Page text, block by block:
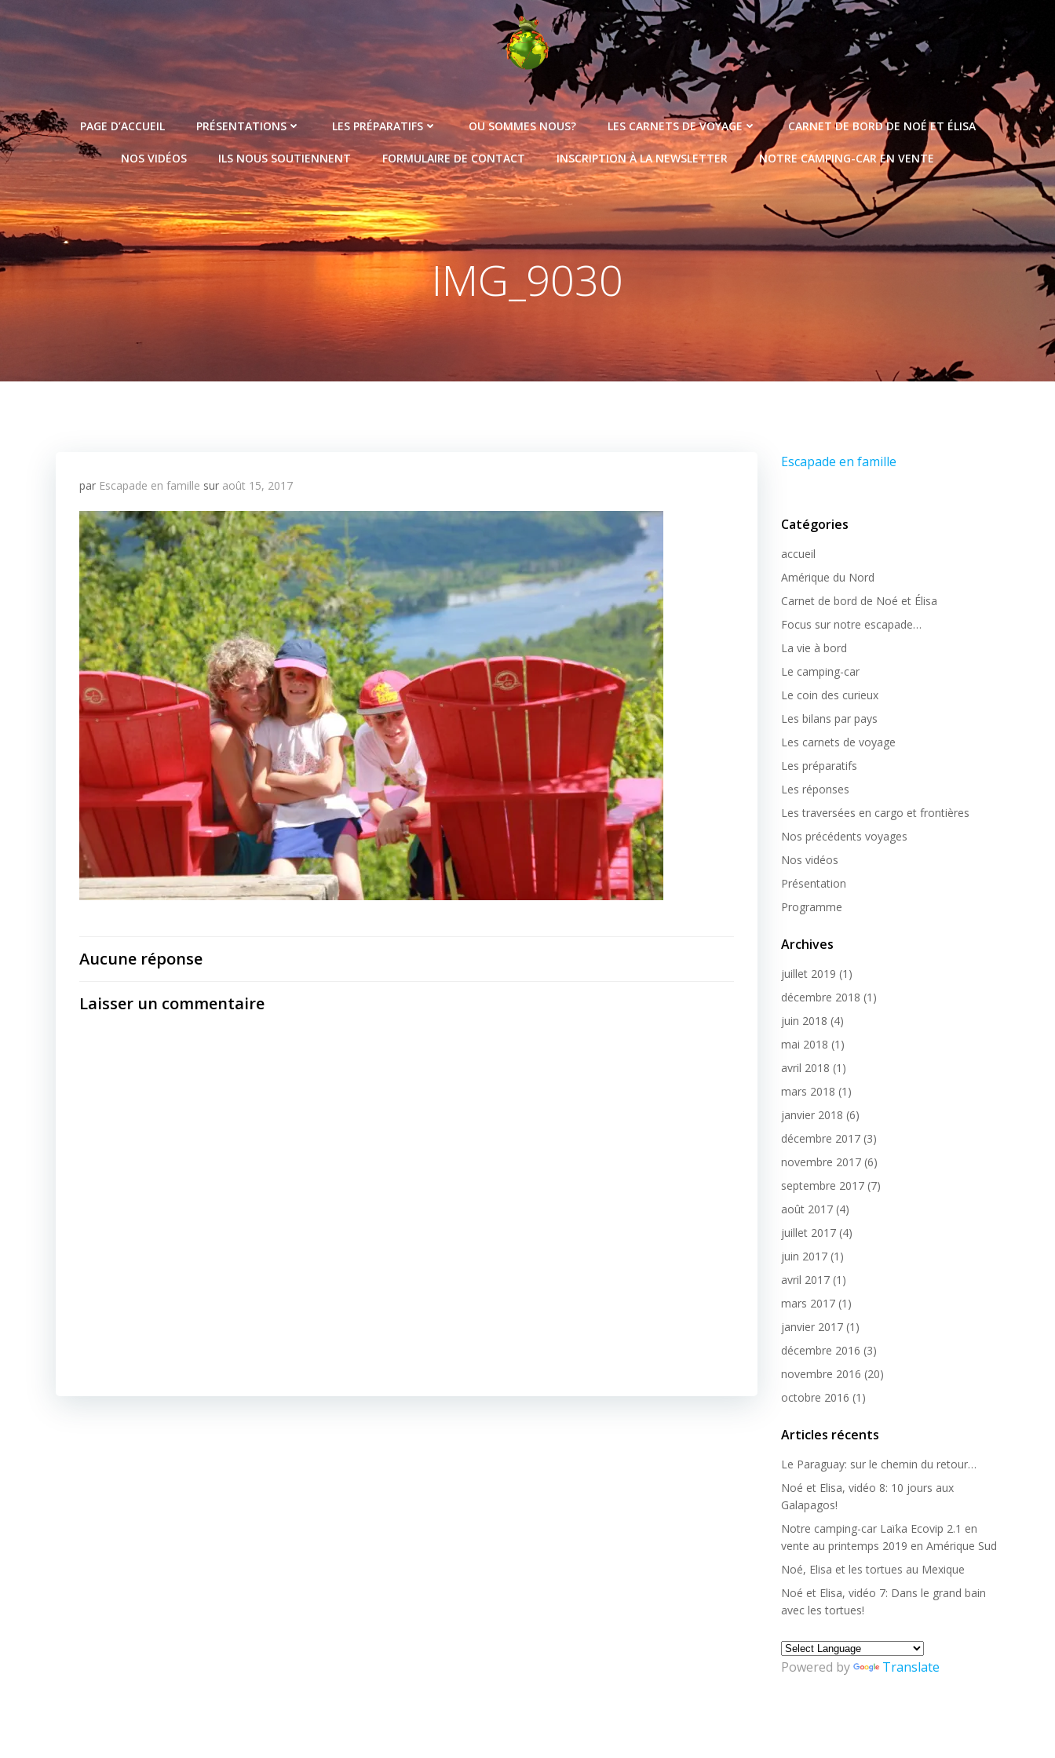
Aller
contenu
PAGE D’ACCUEIL PRÉSENTATIONS LES PRÉPARATIFS OU SOMMES NOUS? LES CARNETS DE VOYAGE CARNET DE BORD DE NOÉ ET ÉLISA
NOS VIDÉOS ILS NOUS SOUTIENNENT FORMULAIRE DE CONTACT INSCRIPTION À LA NEWSLETTER NOTRE CAMPING-CAR EN VENTE
IMG_9030
par Escapade en famille sur août 15, 2017
Aucune réponse
Laisser un commentaire
Escapade en famille
Catégories
accueil
Amérique du Nord
Carnet de bord de Noé et Élisa
Focus sur notre escapade…
La vie à bord
Le camping-car
Le coin des curieux
Les bilans par pays
Les carnets de voyage
Les préparatifs
Les réponses
Les traversées en cargo et frontières
Nos précédents voyages
Nos vidéos
Présentation
Programme
Archives
juillet 2019 (1)
décembre 2018 (1)
juin 2018 (4)
mai 2018 (1)
avril 2018 (1)
mars 2018 (1)
janvier 2018 (6)
décembre 2017 (3)
novembre 2017 (6)
septembre 2017 (7)
août 2017 (4)
juillet 2017 (4)
juin 2017 (1)
avril 2017 (1)
mars 2017 (1)
janvier 2017 (1)
décembre 2016 (3)
novembre 2016 (20)
octobre 2016 (1)
Articles récents
Le Paraguay: sur le chemin du retour…
Noé et Elisa, vidéo 8: 10 jours aux
Galapagos!
Notre camping-car Laïka Ecovip 2.1 en
vente au printemps 2019 en Amérique Sud
Noé, Elisa et les tortues au Mexique
Noé et Elisa, vidéo 7: Dans le grand bain
avec les tortues!
Powered by Translate